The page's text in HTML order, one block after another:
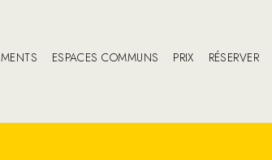
ESPACES COMMUNS PRIX RÉSERVER